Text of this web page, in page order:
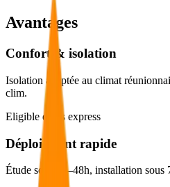
Avantages
Confort & isolation
Isolation adaptée au climat
clim.
Eligible devis express
Déploiement rapide
Étude sous 24–48h, installation sous